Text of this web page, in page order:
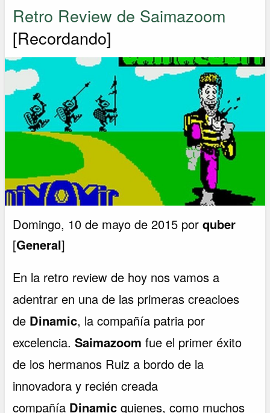
Retro Review de Saimazoom
[Recordando]
Domingo, 10 de mayo de 2015 porquber
[General]
En la retro review de hoy nos vamos a
adentrar en una de las primeras creacioes
de Dinamic, la compañía patria por
excelencia.Saimazoom fue el primer éxito
de los hermanos Ruiz a bordo de la
innovadora y recién creada
compañía Dinamicquienes, como muchos